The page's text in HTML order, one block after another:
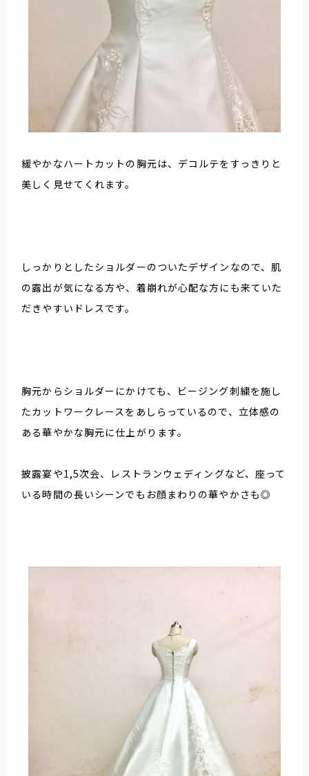
緩やかなハートカットの胸元は、デコルテをすっきりと
美しく見せてくれます。
しっかりとしたショルダーのついたデザインなので、肌
の露出が気になる方や、着崩れが心配な方にも来ていた
だきやすいドレスです。
胸元からショルダーにかけても、ビージング刺繍を施し
たカットワークレースをあしらっているので、立体感の
ある華やかな胸元に仕上がります。
披露宴や1,5次会、レストランウェディングなど、座って
いる時間の長いシーンでもお顔まわりの華やかさも◎